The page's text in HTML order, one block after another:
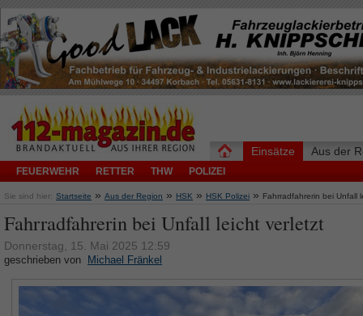
Einsätze
FEUERWEHR RETTER THW POLIZEI
Aus der
Sie sind hier: Startseite » Aus der Region » HSK » HSK Polizei » Fahrradfahrerin bei Unfall
Fahrradfahrerin bei Unfall leicht verletzt
Donnerstag, 15. Mai 2025 12:59
geschrieben von Michael Fränkel